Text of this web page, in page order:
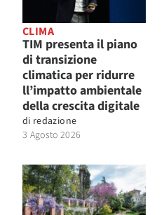
CLIMA
TIM presenta il piano
di transizione
climatica per ridurre
ll’impatto ambientale
della crescita digitale
di redazione
3 Agosto 2026